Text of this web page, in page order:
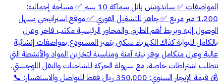
المواصفات ✅ ساندوتش بانل سماكة 10 سم ✅ مساحة إجمالية:
1,200 متر مربع ✅ جاهز للتشغيل الفوري ✅ موقع استراتيجي يسهل
الوصول إليه ويربط أهم الطرق والمحاور الرئيسية مكتب فاخر وعزل
بالكامل للبوابة كذاك الكهرباء سكني يتميز المستودع بمواصفات إنشائية
عالية وعزل متكامل يوفر بيئة آمنة ومناسبة لتخزين المواد والأنشطة التي
تتطلب اشتراطات خاصة، مع سهولة الحركة للشاحنات والنقل اللوجستي.
💰 قيمة الإيجار السنوي: 350,000 ريال فقط للتواصل والاستفسار: 📞